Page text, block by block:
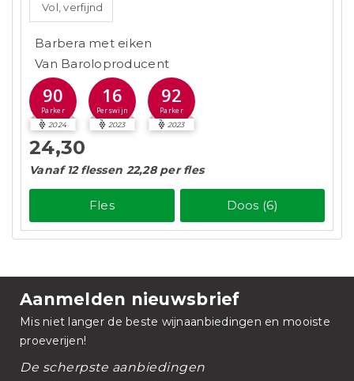
Vol, verfijnd
Barbera met eiken
Van Baroloproducent
90
Parker
2024
16
Perswijn
2023
92
Parker
2023
24,30
Vanaf 12 flessen 22,28 per fles
Fles Doos (6)
Aanmelden nieuwsbrief
Mis niet langer de beste wijnaanbiedingen en mooiste
proeverijen!
De scherpste aanbiedingen